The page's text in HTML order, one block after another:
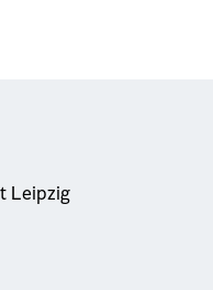
Leipzig